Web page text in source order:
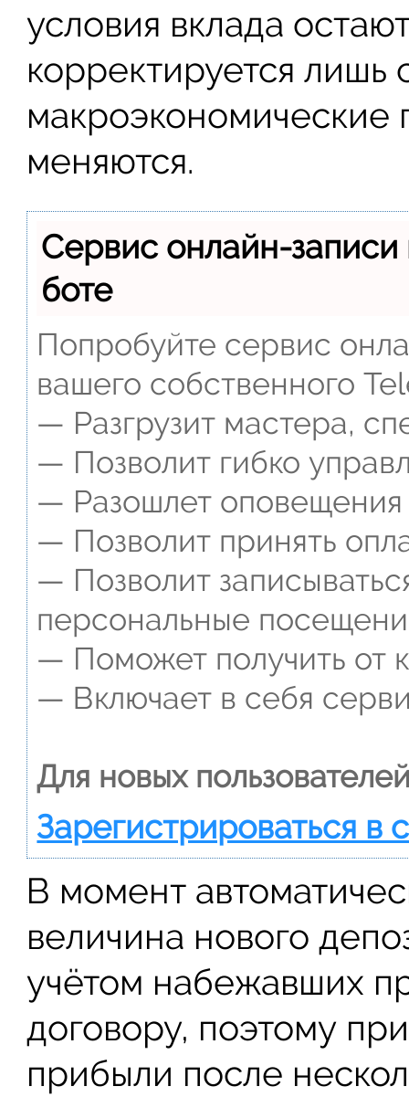
условия вклада
корректируется лишь
макроэкономические
меняются.
Сервис онлайн-
боте
Попробуйте сервис
вашего собственного
— Разгрузит мастера,
— Позволит гибко
— Разошлет оповещения
— Позволит принять
— Позволит
персональные
— Поможет получить от
— Включает в себя
Для новых
Зарегистрироваться в
В момент
величина нового
учётом набежавших
договору, поэтому
прибыли после